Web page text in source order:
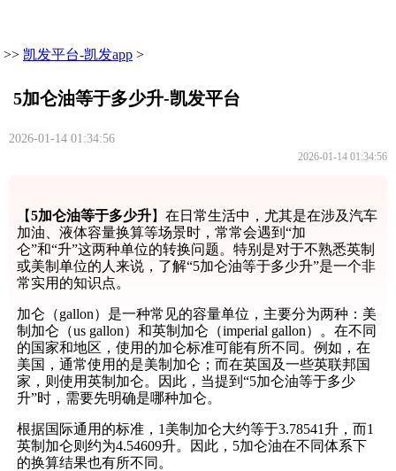
>> 凯发平台-凯发app >
5加仑油等于多少升-凯发平台
2026-01-14 01:34:56
2026-01-14 01:34:56
【5加仑油等于多少升】在日常生活中，尤其是在涉及汽车
加油、液体容量换算等场景时，常常会遇到“加
仑”和“升”这两种单位的转换问题。特别是对于不熟悉英制
或美制单位的人来说，了解“5加仑油等于多少升”是一个非
常实用的知识点。
加仑（gallon）是一种常见的容量单位，主要分为两种：美
制加仑（us gallon）和英制加仑（imperial gallon）。在不同
的国家和地区，使用的加仑标准可能有所不同。例如，在
美国，通常使用的是美制加仑；而在英国及一些英联邦国
家，则使用英制加仑。因此，当提到“5加仑油等于多少
升”时，需要先明确是哪种加仑。
根据国际通用的标准，1美制加仑大约等于3.78541升，而1
英制加仑则约为4.54609升。因此，5加仑油在不同体系下
的换算结果也有所不同。